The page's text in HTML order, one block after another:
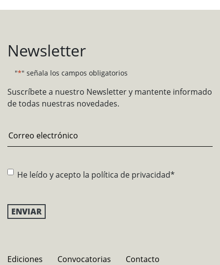
Newsletter
"*" señala los campos obligatorios
Suscríbete a nuestro Newsletter y mantente informado
de todas nuestras novedades.
Email*
Consentimiento*
He leído y acepto la política de privacidad*
Ediciones
Convocatorias
Contacto